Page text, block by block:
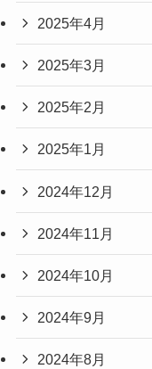
2025年4月
2025年3月
2025年2月
2025年1月
2024年12月
2024年11月
2024年10月
2024年9月
2024年8月